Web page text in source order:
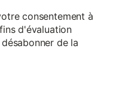
consentement à
d'évaluation
de la